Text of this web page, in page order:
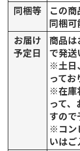
同梱等
この商
同梱可
お届け
予定日
商品
で発送
※土日
ってお
※在庫
って
すので
※コン
いはご